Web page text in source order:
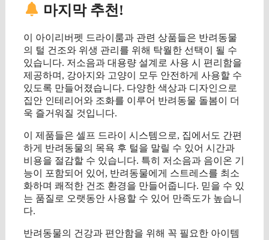
마지막 추천!
이 아이리버펫 드라이룸과 관련 상품들은 반려동물
의 털 건조와 위생 관리를 위해 탁월한 선택이 될 수
있습니다. 저소음과 대용량 설계로 사용 시 편리함을
제공하며, 강아지와 고양이 모두 안전하게 사용할 수
있도록 만들어졌습니다. 다양한 색상과 디자인으로
집안 인테리어와 조화를 이루어 반려동물 돌봄이 더
욱 즐거워질 것입니다.
이 제품들은 셀프 드라이 시스템으로, 집에서도 간편
하게 반려동물의 목욕 후 털을 말릴 수 있어 시간과
비용을 절감할 수 있습니다. 특히 저소음과 음이온 기
능이 포함되어 있어, 반려동물에게 스트레스를 최소
화하며 쾌적한 건조 환경을 만들어줍니다. 믿을 수 있
는 품질로 오랫동안 사용할 수 있어 만족도가 높습니
다.
반려동물의 건강과 편안함을 위해 꼭 필요한 아이템